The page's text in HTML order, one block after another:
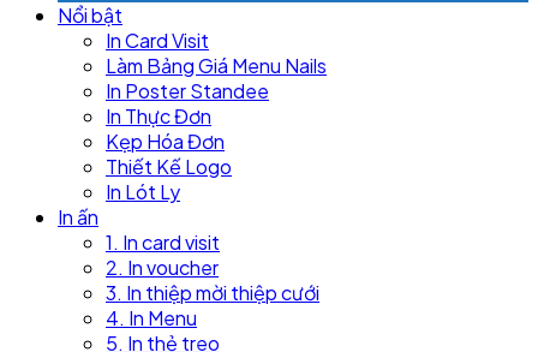
Nổi bật
In Card Visit
Làm Bảng Giá Menu Nails
In Poster Standee
In Thực Đơn
Kẹp Hóa Đơn
Thiết Kế Logo
In Lót Ly
In ấn
1. In card visit
2. In voucher
3. In thiệp mời thiệp cưới
4. In Menu
5. In thẻ treo